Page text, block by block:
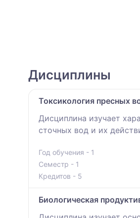
Дисциплины
Токсикология пресных
Дисциплина изучает
сточных вод и их
Год обучения - 1
Семестр - 1
Кредитов - 5
Биологическая